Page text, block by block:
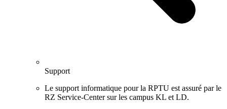
Support
Le support informatique pour la RPTU est assuré par le
RZ Service-Center sur les campus KL et LD.